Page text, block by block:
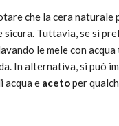
che la cera naturale
sicura. Tuttavia, se si
le mele con acqua
In alternativa, si può
acqua e acetoper